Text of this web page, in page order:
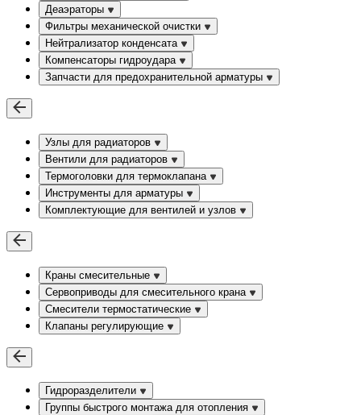
Деаэраторы
Фильтры механической очистки
Нейтрализатор конденсата
Компенсаторы гидроудара
Запчасти для предохранительной арматуры
Узлы для радиаторов
Вентили для радиаторов
Термоголовки для термоклапана
Инструменты для арматуры
Комплектующие для вентилей и узлов
Краны смесительные
Сервоприводы для смесительного крана
Смесители термостатические
Клапаны регулирующие
Гидроразделители
Группы быстрого монтажа для отопления